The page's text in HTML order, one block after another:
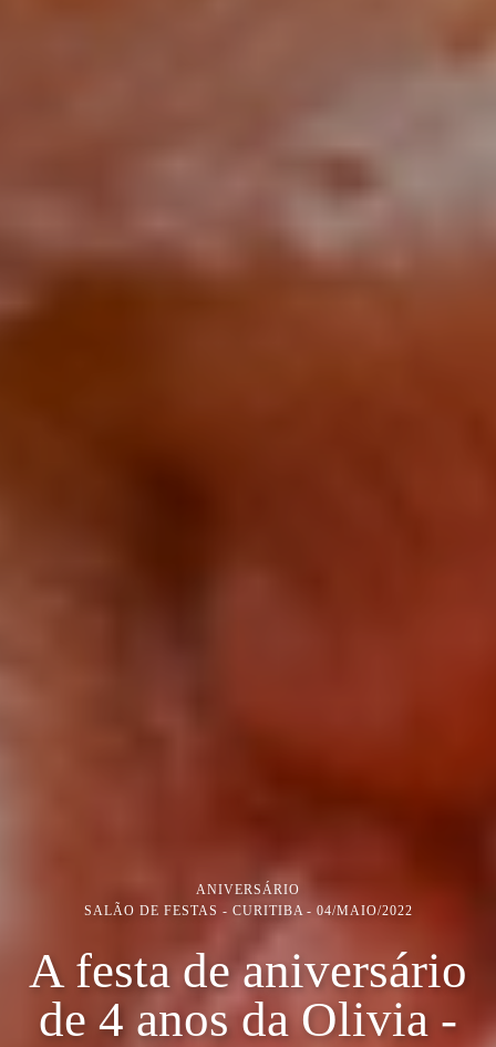
ANIVERSÁRIO
SALÃO DE FESTAS - CURITIBA
04/MAIO/2022
A festa de aniversário
de 4 anos da Olivia -